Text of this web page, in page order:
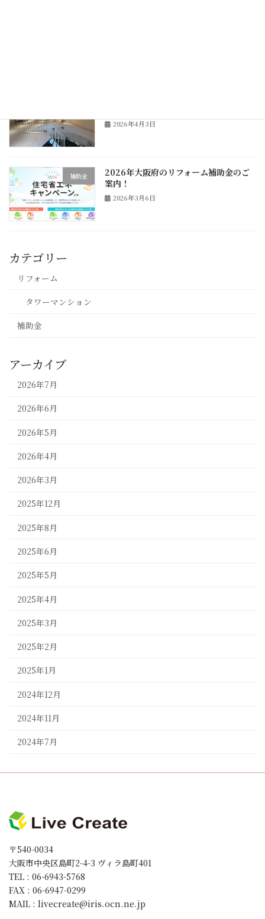
2026年4月3日
補助金
2026年大阪府のリフォーム補助金のご
案内！
2026年3月6日
カテゴリー
リフォーム
タワーマンション
補助金
アーカイブ
2026年7月
2026年6月
2026年5月
2026年4月
2026年3月
2025年12月
2025年8月
2025年6月
2025年5月
2025年4月
2025年3月
2025年2月
2025年1月
2024年12月
2024年11月
2024年7月
〒540-0034
大阪市中央区島町2-4-3 ヴィラ島町401
TEL : 06-6943-5768
FAX : 06-6947-0299
MAIL : livecreate@iris.ocn.ne.jp